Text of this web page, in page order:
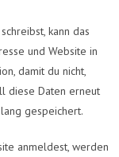
kann das
und Website in
damit du nicht,
diese Daten erneut
gespeichert.
anmeldest, werden